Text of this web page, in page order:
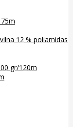
12 % poliamidas
gr/120m